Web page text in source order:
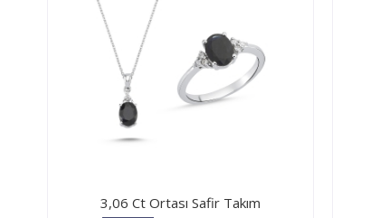
3,06 Ct Ortası Safir Takım